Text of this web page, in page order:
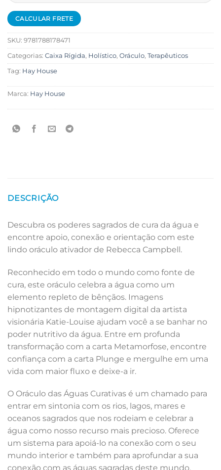
SKU: 9781788178471
Categorias: Caixa Rígida, Holístico, Oráculo, Terapêuticos
Tag: Hay House
Marca: Hay House
DESCRIÇÃO
Descubra os poderes sagrados de cura da água e
encontre apoio, conexão e orientação com este
lindo oráculo ativador de Rebecca Campbell.
Reconhecido em todo o mundo como fonte de
cura, este oráculo celebra a água como um
elemento repleto de bênçãos. Imagens
hipnotizantes de montagem digital da artista
visionária Katie-Louise ajudam você a se banhar no
poder nutritivo da água. Entre em profunda
transformação com a carta Metamorfose, encontre
confiança com a carta Plunge e mergulhe em uma
vida com maior fluxo e deixe-a ir.
O Oráculo das Águas Curativas é um chamado para
entrar em sintonia com os rios, lagos, mares e
oceanos sagrados que nos rodeiam e celebrar a
água como nosso recurso mais precioso. Oferece
um sistema para apoiá-lo na conexão com o seu
mundo interior e também para aprofundar a sua
conexão com as águas sagradas deste mundo.